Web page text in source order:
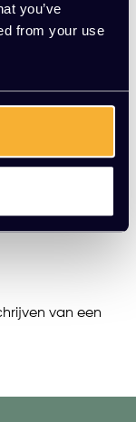
you’ve
from your use
van een